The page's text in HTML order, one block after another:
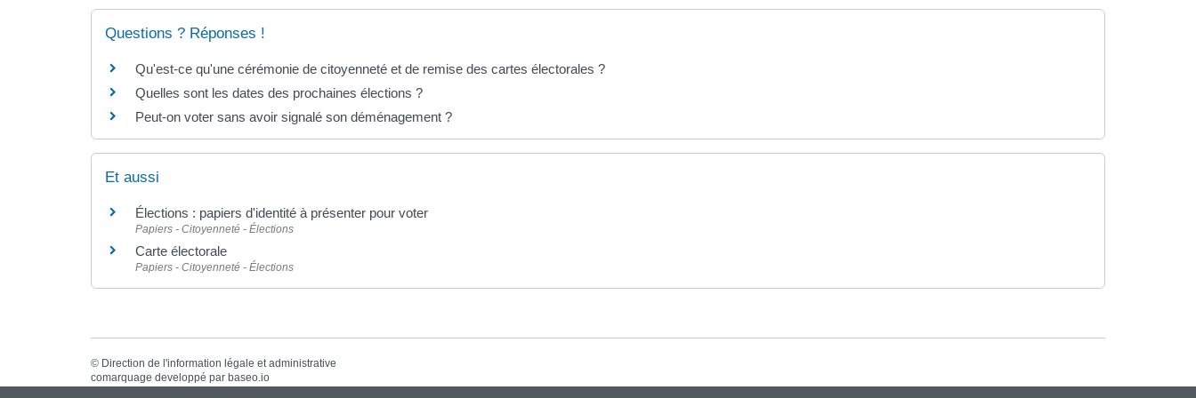
Questions ? Réponses !
Qu'est-ce qu'une cérémonie de citoyenneté et de remise des cartes électorales ?
Quelles sont les dates des prochaines élections ?
Peut-on voter sans avoir signalé son déménagement ?
Et aussi
Élections : papiers d'identité à présenter pour voter
Papiers - Citoyenneté - Élections
Carte électorale
Papiers - Citoyenneté - Élections
© Direction de l'information légale et administrative
comarquage developpé par baseo.io